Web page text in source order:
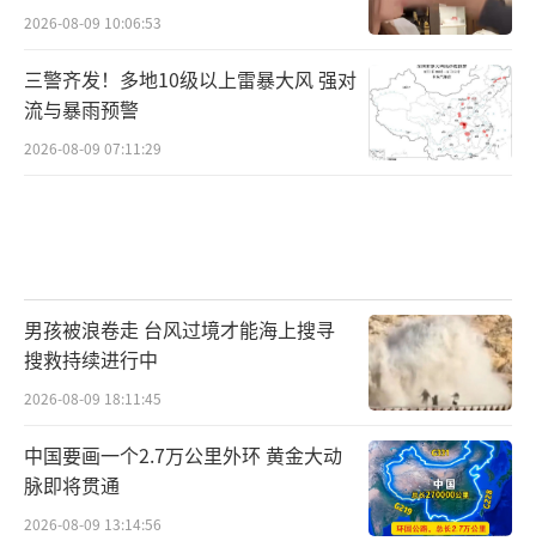
逊、泰勒·斯威夫特，她们大方露出的就是带
点肉感的小腹，笑起来的时候腹部也是有弧度
的，但是没人会觉得她们不美。那种自信的气
从今天开始，我建议你做三件事：
第一，把家里的软尺和体脂秤收起来，不
要再每天盯着数字焦虑。第二，买衣服的时
候，不要只看“遮小腹”的款，买你真正喜欢
2026-08-09 10:06:53
三警齐发！多地10级以上雷暴大风 强对
流与暴雨预警
2026-08-09 07:11:29
男孩被浪卷走 台风过境才能海上搜寻
搜救持续进行中
2026-08-09 18:11:45
中国要画一个2.7万公里外环 黄金大动
脉即将贯通
2026-08-09 13:14:56